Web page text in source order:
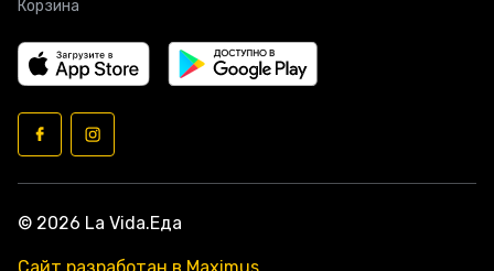
Корзина
© 2026 La Vida.Еда